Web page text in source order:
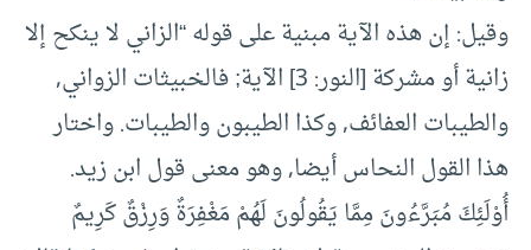
وقيل: إن هذه الآية مبنية على قوله “الزاني لا ينكح إلا
زانية أو مشركة [النور: 3] الآية; فالخبيثات الزواني,
والطيبات العفائف, وكذا الطيبون والطيبات. واختار
هذا القول النحاس أيضا, وهو معنى قول ابن زيد. ‏
‏أُوْلَئِكَ مُبَرَّءُونَ مِمَّا يَقُولُونَ لَهُمْ مَغْفِرَةٌ وَرِزْقٌ كَرِيمٌ